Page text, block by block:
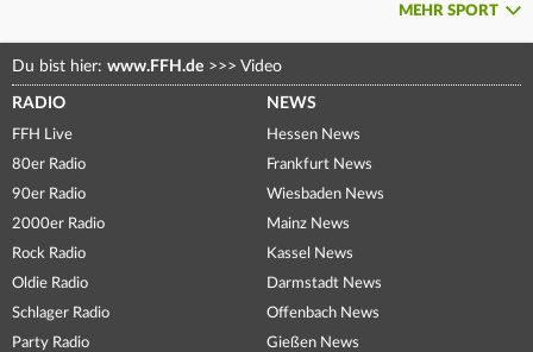
MEHR SPORT
Du bist hier: www.FFH.de >>> Video
RADIO
FFH Live
80er Radio
90er Radio
2000er Radio
Rock Radio
Oldie Radio
Schlager Radio
Party Radio
NEWS
Hessen News
Frankfurt News
Wiesbaden News
Mainz News
Kassel News
Darmstadt News
Offenbach News
Gießen News